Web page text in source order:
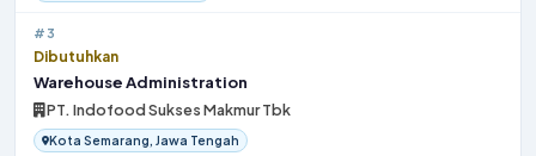
#3
Dibutuhkan
Warehouse Administration
PT. Indofood Sukses Makmur Tbk
Kota Semarang, Jawa Tengah